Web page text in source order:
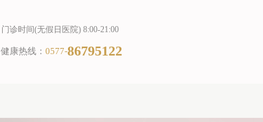
门诊时间(无假日医院) 8:00-21:00
健康热线： 0577-86795122